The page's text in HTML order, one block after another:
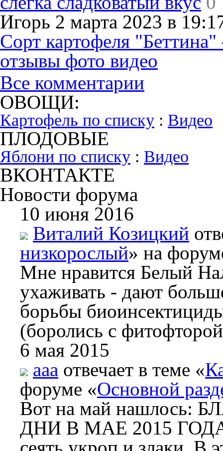
Игорь 2 марта 2023 в
Сорт картофеля
отзывы фото видео
Все комментарии
ОВОЩИ:
Картофель по списку : Видео
ПЛОДОВЫЕ
Яблони по списку : Видео
ВКОНТАКТЕ
Новости форума
10 июня 2016
Виталий Козицкий
низкорослый» на
Мне нравится Белый
ухаживать - дают
борьбы
(боролись с
6 мая 2015
aaa отвечает в теме «
форуме «Основной
Вот на май
ДНИ В МАЕ 2015 ГОДА